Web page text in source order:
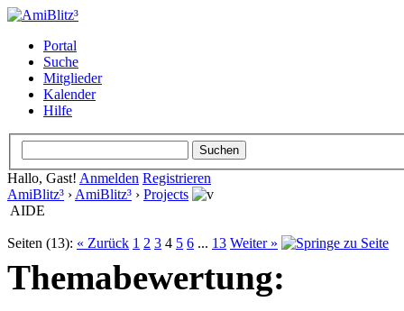
Portal
Suche
Mitglieder
Kalender
Hilfe
Hallo, Gast! Anmelden Registrieren
AmiBlitz³ › AmiBlitz³ › Projects
AIDE
Seiten (13): « Zurück 1 2 3 4 5 6 ... 13 Weiter »
Themabewertung: